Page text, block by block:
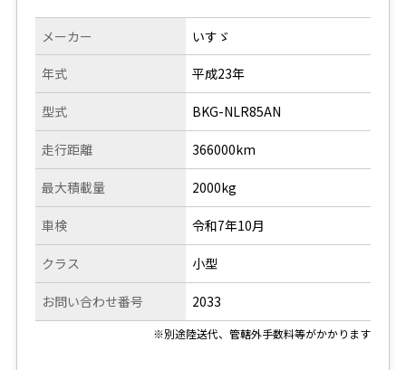
メーカー
年式
型式
走行距離
いすゞ
平成23年
BKG-NLR85AN
366000km
最大積載量
車検
クラス
お問い合わせ番号
2000kg
令和7年10月
小型
2033
※別途陸送代、管轄外手数料等がかかります